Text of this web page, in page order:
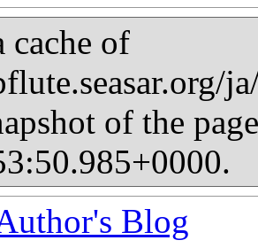
cache of
of the
Blog